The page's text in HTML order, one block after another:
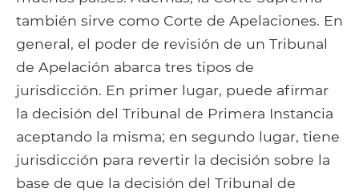
también sirve como Corte de Apelaciones. En
general, el poder de revisión de un Tribunal
de Apelación abarca tres tipos de
jurisdicción. En primer lugar, puede afirmar
la decisión del Tribunal de Primera Instancia
aceptando la misma; en segundo lugar, tiene
jurisdicción para revertir la decisión sobre la
base de que la decisión del Tribunal de